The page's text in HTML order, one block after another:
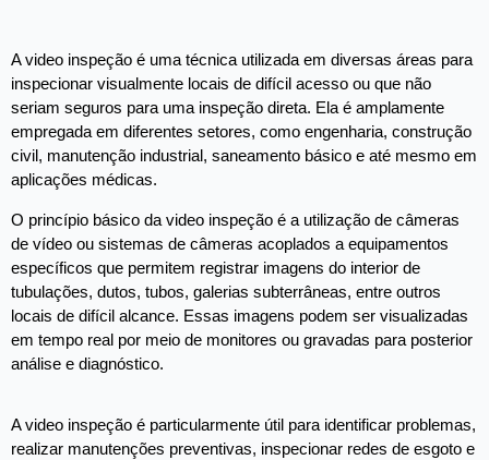
A video inspeção é uma técnica utilizada em diversas áreas para
inspecionar visualmente locais de difícil acesso ou que não
seriam seguros para uma inspeção direta. Ela é amplamente
empregada em diferentes setores, como engenharia, construção
civil, manutenção industrial, saneamento básico e até mesmo em
aplicações médicas.
O princípio básico da video inspeção é a utilização de câmeras
de vídeo ou sistemas de câmeras acoplados a equipamentos
específicos que permitem registrar imagens do interior de
tubulações, dutos, tubos, galerias subterrâneas, entre outros
locais de difícil alcance. Essas imagens podem ser visualizadas
em tempo real por meio de monitores ou gravadas para posterior
análise e diagnóstico.
A video inspeção é particularmente útil para identificar problemas,
realizar manutenções preventivas, inspecionar redes de esgoto e